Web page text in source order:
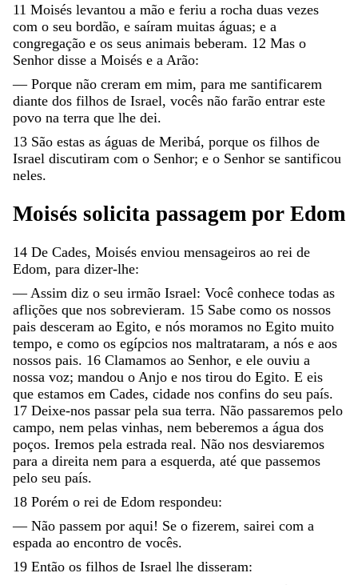
11 Moisés levantou a mão e feriu a rocha duas vezes
com o seu bordão, e saíram muitas águas; e a
congregação e os seus animais beberam. 12 Mas o
Senhor disse a Moisés e a Arão:
— Porque não creram em mim, para me santificarem
diante dos filhos de Israel, vocês não farão entrar este
povo na terra que lhe dei.
13 São estas as águas de Meribá, porque os filhos de
Israel discutiram com o Senhor; e o Senhor se santificou
neles.
Moisés solicita passagem por Edom
14 De Cades, Moisés enviou mensageiros ao rei de
Edom, para dizer-lhe:
—Assim diz o seu irmão Israel: Você conhece todas as
aflições que nos sobrevieram. 15 Sabe como os nossos
pais desceram ao Egito, e nós moramos no Egito muito
tempo, e como os egípcios nos maltrataram, a nós e aos
nossos pais. 16 Clamamos ao Senhor, e ele ouviu a
nossa voz; mandou o Anjo e nos tirou do Egito. E eis
que estamos em Cades, cidade nos confins do seu país.
17 Deixe-nos passar pela sua terra. Não passaremos pelo
campo, nem pelas vinhas, nem beberemos a água dos
poços. Iremos pela estrada real. Não nos desviaremos
para a direita nem para a esquerda, até que passemos
pelo seu país.
18 Porém o rei de Edom respondeu:
— Não passem por aqui! Se o fizerem, sairei com a
espada ao encontro de vocês.
19 Então os filhos de Israel lhe disseram: